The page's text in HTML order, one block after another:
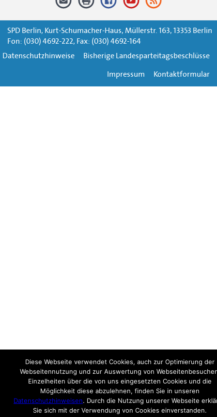
SPD Berlin, Kurt-Schumacher-Haus, Müllerstr. 163, 13353 Berlin
Fon: (030) 4692-222, Fax: (030) 4692-164
Datenschutzhinweise
Bisherige Landesparteitagsbeschlüsse
Impressum
Kontaktformular
Diese Webseite verwendet Cookies, auch zur Optimierung der
Webseitennutzung und zur Auswertung von
Einzelheiten über die von uns eingesetzten Cookies und die
Möglichkeit diese abzulehnen, finden Sie in unseren
Datenschutzhinweisen. Durch die Nutzung unserer Webseite
Sie sich mit der Verwendung von Cookies einverstanden.